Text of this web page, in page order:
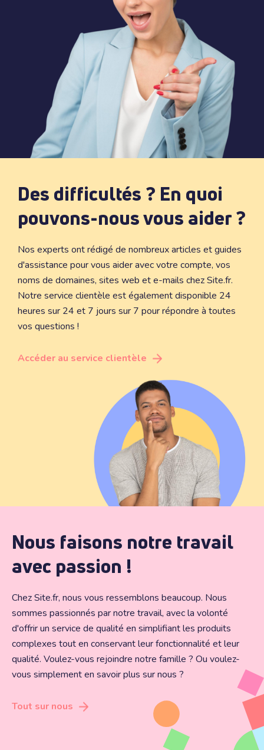
Des difficultés ? En quoi
pouvons-nous vous aider ?
Nos experts ont rédigé de nombreux articles et guides
d'assistance pour vous aider avec votre compte, vos
noms de domaines, sites web et e-mails chez Site.fr.
Notre service clientèle est également disponible 24
heures sur 24 et 7 jours sur 7 pour répondre à toutes
vos questions !
Accéder au service clientèle
Nous faisons notre travail
avec passion !
Chez Site.fr, nous vous ressemblons beaucoup. Nous
sommes passionnés par notre travail, avec la volonté
d'offrir un service de qualité en simplifiant les produits
complexes tout en conservant leur fonctionnalité et leur
qualité. Voulez-vous rejoindre notre famille ? Ou voulez-
vous simplement en savoir plus sur nous ?
Tout sur nous